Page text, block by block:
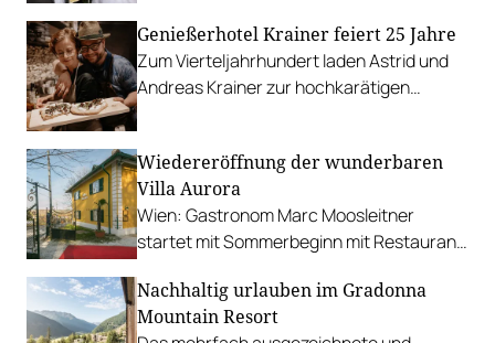
Genießerhotel Krainer feiert 25 Jahre
Zum Vierteljahrhundert laden Astrid und
Andreas Krainer zur hochkarätigen
Wiedereröffnung der wunderbaren
Villa Aurora
Wien: Gastronom Marc Moosleitner
startet mit Sommerbeginn mit Restaurant,
Nachhaltig urlauben im Gradonna
Mountain Resort